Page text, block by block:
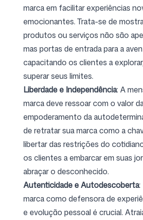
marca em facilitar experiências
emocionantes. Trata-se de
produtos ou serviços não são
mas portas de entrada para a
capacitando os clientes a
superar seus limites.
Liberdade e Independência: A
marca deve ressoar com o valor
empoderamento da
de retratar sua marca como a
libertar das restrições do
os clientes a embarcar em suas
abraçar o desconhecido.
Autenticidade e Autodescoberta:
marca como defensora de
e evolução pessoal é crucial.